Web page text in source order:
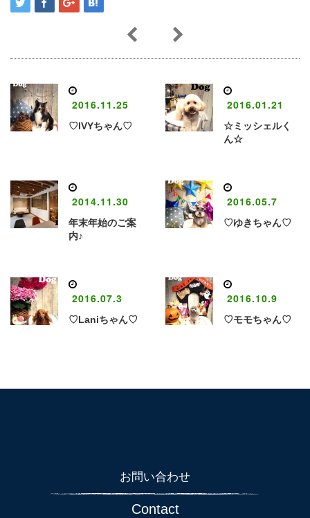
2016.11.25
♡IVYちゃん♡
2016.01.21
☆ミッシェルく
ん☆
2014.11.30
年末年始のご案
内♪
2016.05.7
♡ゆきちゃん♡
2016.07.3
♡Laniちゃん♡
2016.10.9
♡モモちゃん♡
お問い合わせ
Contact